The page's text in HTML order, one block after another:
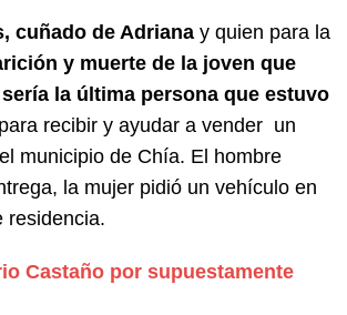
cuñado de Adriana y quien para la
y muerte de la joven que
sería la última persona que estuvo
recibir y ayudar a vender un
municipio de Chía. El hombre
la mujer pidió un vehículo en
residencia.
Castaño por supuestamente